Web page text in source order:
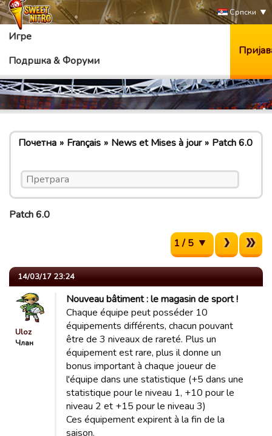
Српски
Игре
Подршка & Форуми
Почетна Français News et Mises à jour Patch 6.0
Patch 6.0
1 / 5
14/03/17 23:24
Uloz
Члан
Nouveau bâtiment : le magasin de sport !
Chaque équipe peut posséder 10
équipements différents, chacun pouvant
être de 3 niveaux de rareté. Plus un
équipement est rare, plus il donne un
bonus important à chaque joueur de
l'équipe dans une statistique (+5 dans une
statistique pour le niveau 1, +10 pour le
niveau 2 et +15 pour le niveau 3)
Ces équipement expirent à la fin de la
saison.